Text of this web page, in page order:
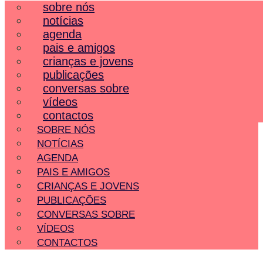
sobre nós
notícias
agenda
pais e amigos
crianças e jovens
publicações
conversas sobre
vídeos
contactos
SOBRE NÓS
NOTÍCIAS
AGENDA
PAIS E AMIGOS
CRIANÇAS E JOVENS
PUBLICAÇÕES
CONVERSAS SOBRE
VÍDEOS
CONTACTOS